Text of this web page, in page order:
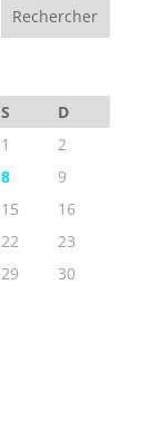
S
D
1
2
8
9
15
16
22
23
29
30